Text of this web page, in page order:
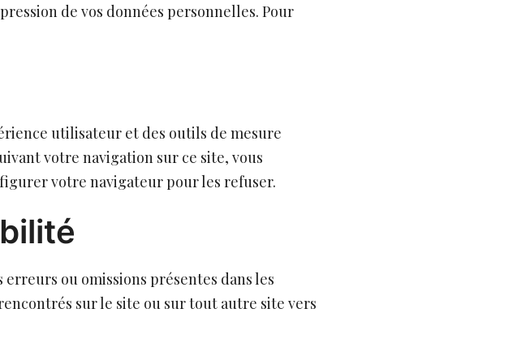
de vos données personnelles. Pour
utilisateur et des outils de mesure
votre navigation sur ce site, vous
votre navigateur pour les refuser.
ou omissions présentes dans les
sur le site ou sur tout autre site vers